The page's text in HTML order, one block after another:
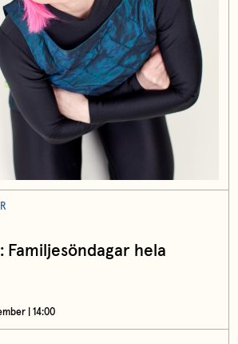
Familjesöndagar hela
| 14:00